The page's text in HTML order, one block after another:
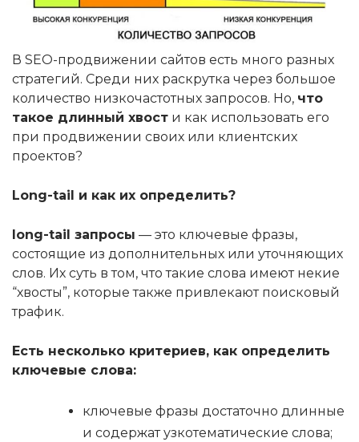
В SEO-продвижении сайтов есть много разных
стратегий. Среди них раскрутка через большое
количество низкочастотных запросов. Но, что
такое длинный хвост и как использовать его
при продвижении своих или клиентских
проектов?
Long-tail и как их определить?
long-tail запросы — это ключевые фразы,
состоящие из дополнительных или уточняющих
слов. Их суть в том, что такие слова имеют некие
“хвосты”, которые также привлекают поисковый
трафик.
Есть несколько критериев, как определить
ключевые слова:
ключевые фразы достаточно длинные
и содержат узкотематические слова;